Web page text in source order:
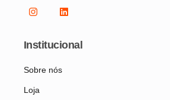
Institucional
Sobre nós
Loja